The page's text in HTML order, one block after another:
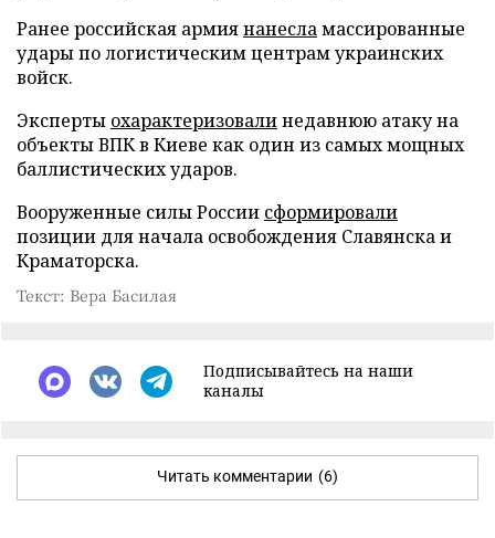
Ранее российская армиянанесламассированные
удары по логистическим центрам украинских
войск.
Эксперты охарактеризовалинедавнюю атаку на
объекты ВПК в Киеве как один из самых мощных
баллистических ударов.
Вооруженные силы России сформировали
позиции для начала освобождения Славянска и
Краматорска.
Текст: Вера Басилая
Подписывайтесь на наши
каналы
Читать комментарии (6)